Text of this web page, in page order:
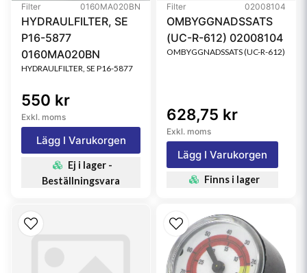
Filter 0160MA020BN
HYDRAULFILTER, SE
P16-5877
0160MA020BN
HYDRAULFILTER, SE P16-5877
550 kr
Exkl. moms
Lägg I Varukorgen
Ej i lager -
Beställningsvara
Filter 02008104
OMBYGGNADSSATS
(UC-R-612) 02008104
OMBYGGNADSSATS (UC-R-612)
628,75 kr
Exkl. moms
Lägg I Varukorgen
Finns i lager